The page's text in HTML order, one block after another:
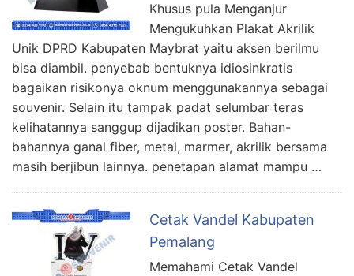
Khusus pula Menganjur
Mengukuhkan Plakat Akrilik
Unik DPRD Kabupaten Maybrat yaitu aksen berilmu
bisa diambil. penyebab bentuknya idiosinkratis
bagaikan risikonya oknum menggunakannya sebagai
souvenir. Selain itu tampak padat selumbar teras
kelihatannya sanggup dijadikan poster. Bahan-
bahannya ganal fiber, metal, marmer, akrilik bersama
masih berjibun lainnya. penetapan alamat mampu …
Cetak Vandel Kabupaten
Pemalang
Memahami Cetak Vandel